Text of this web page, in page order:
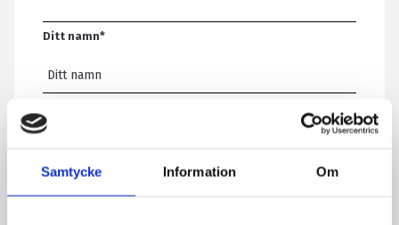
Samtycke Information Om
Ditt namn*
Telefon